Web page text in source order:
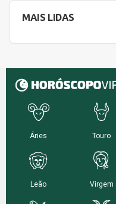
MAIS LIDAS